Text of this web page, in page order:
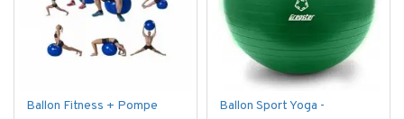
Ballon Fitness + Pompe Ballon Sport Yoga -